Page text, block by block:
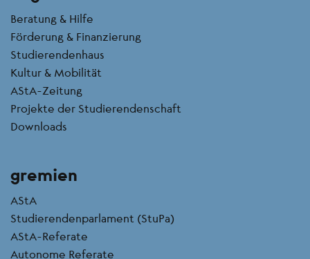
Beratung & Hilfe
Förderung & Finanzierung
Studierendenhaus
Kultur & Mobilität
AStA-Zeitung
Projekte der Studierendenschaft
Downloads
gremien
AStA
Studierendenparlament (StuPa)
AStA-Referate
Autonome Referate